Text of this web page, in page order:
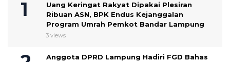
Uang Keringat Rakyat Dipakai Plesiran
Ribuan ASN, BPK Endus Kejanggalan
Program Umrah Pemkot Bandar Lampung
3 views
Anggota DPRD Lampung Hadiri FGD Bahas